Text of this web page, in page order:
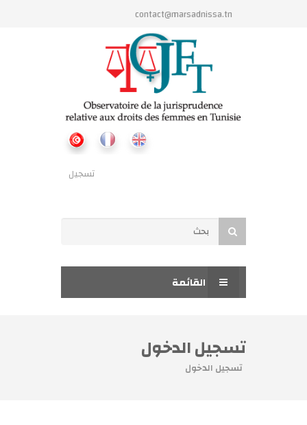
تجاوز إلى المحتوى الرئيسي
contact@marsadnissa.tn
تسجيل
استمارة البحث
بحث
القائمة
تسجيل الدخول
تسجيل الدخول